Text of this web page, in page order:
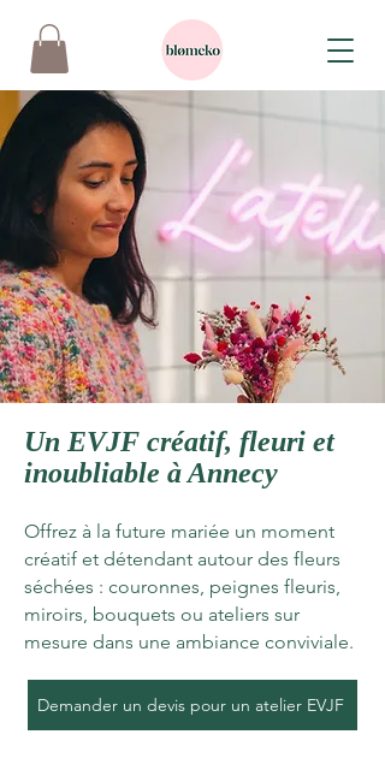
Un EVJF créatif, fleuri et
inoubliable à Annecy
Offrez à la future mariée un moment
créatif et détendant autour des fleurs
séchées : couronnes, peignes fleuris,
miroirs, bouquets ou ateliers sur
mesure dans une ambiance conviviale.
Demander un devis pour un atelier EVJF